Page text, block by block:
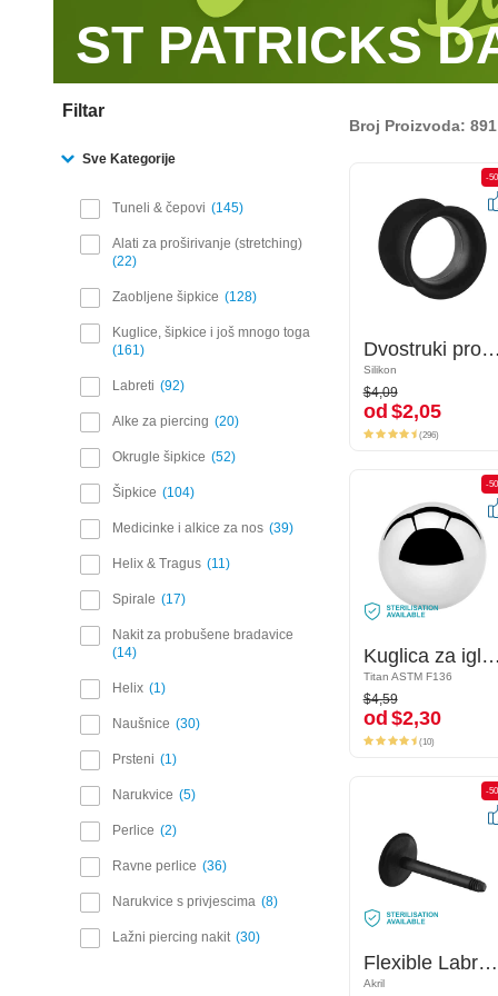
ST PATRICKS
Filtar
Sve Kategorije
Tuneli & čepovi 145
Alati za proširivanje (stretching)
22
Zaobljene šipkice 128
Kuglice, šipkice i još mnogo toga
161
Labreti 92
Alke za piercing 20
Okrugle šipkice 52
Šipkice 104
Medicinke i alkice za nos 39
Helix & Tragus 11
Spirale 17
Nakit za probušene bradavice
14
Helix 1
Naušnice 30
Prsteni 1
Narukvice 5
Perlice 2
Ravne perlice 36
Narukvice s privjescima 8
Lažni piercing nakit 30
Broj Proizvoda: 891
-50%
Dvostruki prošireni tunel (silikon, razne boje)
Silikon
$4,09
od$2,05
-
Dvostruki prošireni tunel (silikon, razne boje)
Silikon
$4,09
od $2,05
(296)
-50%
Kuglica za igle s navojem (titan, sjajna završna obrada)
Titan ASTM F136
$4,59
od$2,30
-
Kuglica za igle s navojem (titan, sjajna završna obrada)
Titan ASTM F136
$4,59
od $2,30
(10)
-50%
Flexible Labret Pin (acrylic, various colours)
Akril
-
Flexible Labret Pin (acrylic, various colours)
Akril